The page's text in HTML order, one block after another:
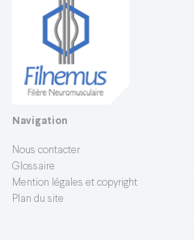
Navigation
Nous contacter
Glossaire
Mention légales et copyright
Plan du site